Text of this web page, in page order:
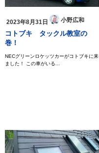
2023年8月31日 小野広和
コトブキ タックル教室の
巻！
NECグリーンロケッツカーがコトブキに来
ました！ この車がいる...